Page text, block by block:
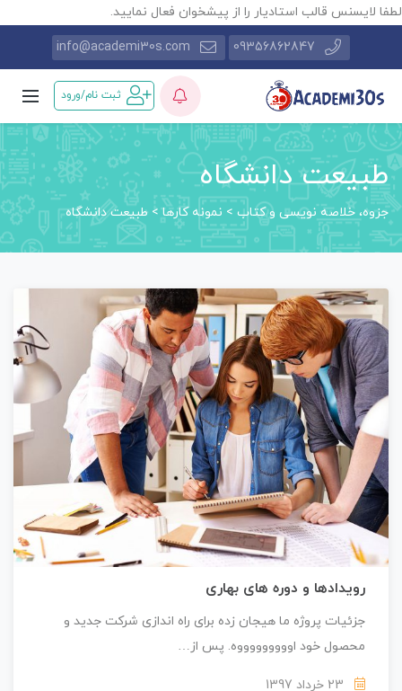
لطفا لایسنس قالب استادیار را از پیشخوان فعال نمایید.
09356862847
info@academi30s.com
ثبت نام/ورود
طبیعت دانشگاه
جزوه، خلاصه نویسی و کتاب> نمونه کارها> طبیعت دانشگاه
رویدادها و دوره های بهاری
جزئیات پروژه ما هیجان زده برای راه اندازی شرکت جدید و
محصول خود اوووووووووه. پس از…
23 خرداد 1397